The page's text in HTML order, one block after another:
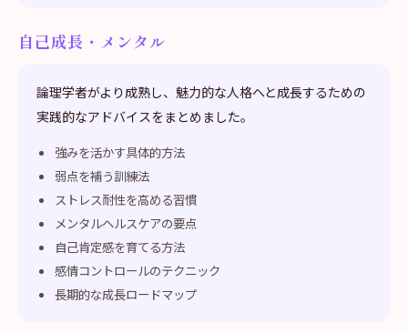
自己成長・メンタル
論理学者がより成熟し、魅力的な人格へと成長するための
実践的なアドバイスをまとめました。
強みを活かす具体的方法
弱点を補う訓練法
ストレス耐性を高める習慣
メンタルヘルスケアの要点
自己肯定感を育てる方法
感情コントロールのテクニック
長期的な成長ロードマップ